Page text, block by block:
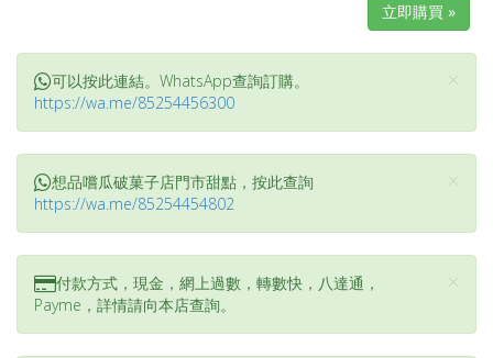
立即購買 »
×
可以按此連結。WhatsApp查詢訂購。
https://wa.me/85254456300
×
想品嚐瓜破菓子店門市甜點，按此查詢
https://wa.me/85254454802
×
付款方式，現金，網上過數，轉數快，八達通，
Payme，詳情請向本店查詢。